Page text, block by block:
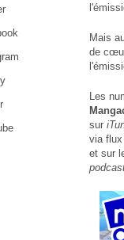
Mais
de
Les
sur
via flux
et sur